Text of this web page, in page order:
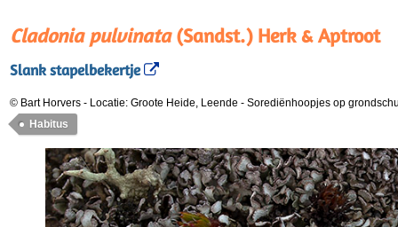
Cladonia pulvinata(Sandst.) Herk & Aptroot
Slank stapelbekertje
© Bart Horvers - Locatie: Groote Heide, Leende - Sorediënhoopjes op
Habitus